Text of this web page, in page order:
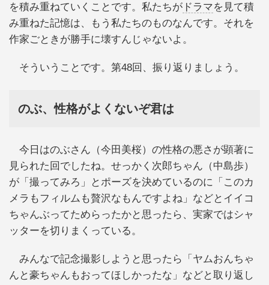
を積み重ねていくことです。私たちが ドラマを見て積
み重ねた記憶は、もう私たちのものなんです。それを
作家ごときが勝手に壊すんじゃないよ。
そういうことです。第48回、振り返りましょう。
のぶ、性格がよくないぞ君は
今日はのぶさん（今田美桜）の性格の悪さが顕著に
見られた回でしたね。せっかく次郎ちゃん（中島歩）
が「撮ってみろ」とポーズを決めているのに「このカ
メラもフィルムも贅沢なもんですよね」などとイイコ
ちゃんぶってためらったかと思ったら、実家ではシャ
ッターを切りまくっている。
みんなで記念撮影しようと思ったら「ヤムおんちゃ
んと豪ちゃんもおってほしかったな」などと取り返し